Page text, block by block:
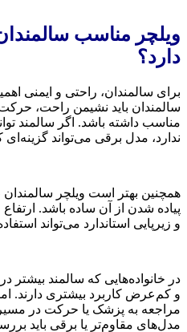
ویلچر مناسب
دارد؟
برای سالمندان، راحتی و ایمنی
سالمندان باید نشیمن راحت،
مناسب داشته باشد. اگر سالمند
ندارد، مدل برقی می‌تواند گزینه‌ای
همچنین بهتر است ویلچر
پیاده شدن از آن ساده باشد.
و زیرپایی استاندارد می‌تواند
در خانواده‌هایی که سالمند
و کم‌عرض کاربرد بیشتری دارند.
مراجعه به پزشک یا حرکت در
مدل‌های مقاوم‌تر یا برقی باید